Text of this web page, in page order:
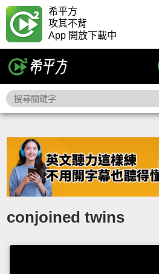
希平方
攻其不背
App 開放下載中
conjoined twins